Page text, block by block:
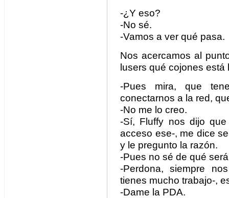
-¿Y eso?
-No sé.
-Vamos a ver qué pasa.
Nos acercamos al
lusers qué cojones
-Pues mira, que
conectarnos a la red,
-No me lo creo.
-Sí, Fluffy nos dijo
acceso ese-, me dice
y le pregunto la razón.
-Pues no sé de qué
-Perdona, siempre
tienes mucho trabajo-,
-Dame la PDA.